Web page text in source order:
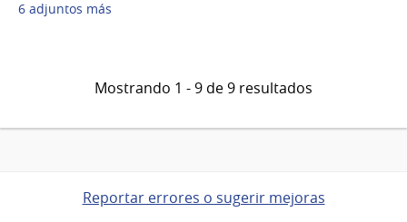
6 adjuntos más
Mostrando 1 - 9 de 9 resultados
Reportar errores o sugerir mejoras